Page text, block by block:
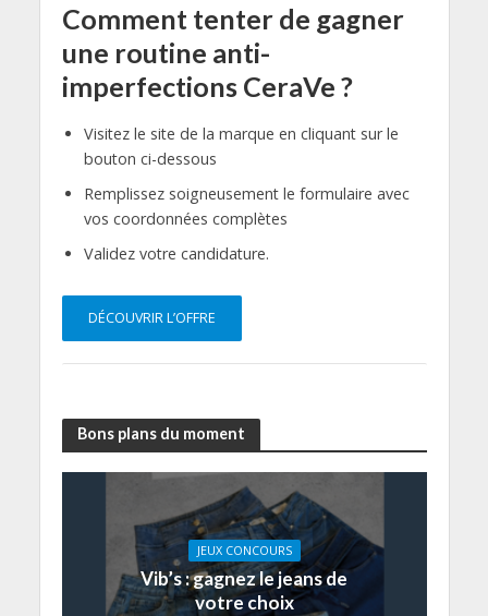
Comment tenter de gagner
une routine anti-
imperfections CeraVe ?
Visitez le site de la marque en cliquant sur le
bouton ci-dessous
Remplissez soigneusement le formulaire avec
vos coordonnées complètes
Validez votre candidature.
DÉCOUVRIR L’OFFRE
Bons plans du moment
JEUX CONCOURS
Vib’s : gagnez le jeans de
votre choix